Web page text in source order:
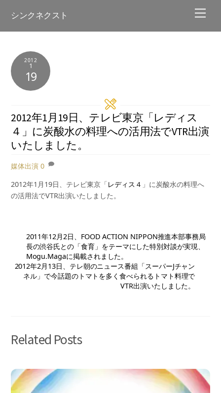
シンクネクスト
2012
1
19
2012年1月19日、テレビ東京「レディス
４」に炭酸水の料理への活用法でVTR出演
いたしました。
媒体出演 0
2012年1月19日、テレビ東京「レディス４ 」に炭酸水の料理へ
の活用法でVTR出演いたしました。
2011年12月2日、FOOD ACTION NIPPON推進本部事務局
長の渋谷氏との「食育」をテーマにした特別対談が実現、
Mogu.Magaに掲載されました。
2012年2月13日、テレ朝のニュース番組「スーパーJチャン
ネル」で今話題のトマトを多く食べられるトマト料理で
VTR出演いたしました。
Related Posts